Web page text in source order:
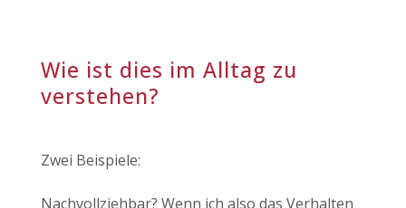
Wie ist dies im Alltag zu
verstehen?
Zwei Beispiele:
Nachvollziehbar? Wenn ich also das Verhalten